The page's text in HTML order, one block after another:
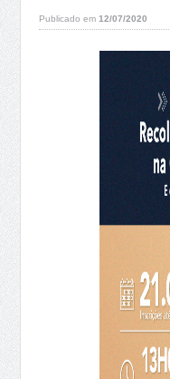
Publicado em12/07/2020